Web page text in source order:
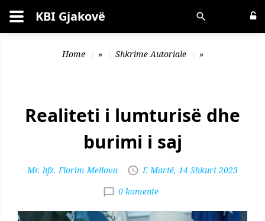
Kërko KBI Gjakovë
Home » Shkrime Autoriale »
Realiteti i lumturisë dhe
burimi i saj
Mr. hfz. Florim Mellova
E Martë, 14 Shkurt 2023
0 komente